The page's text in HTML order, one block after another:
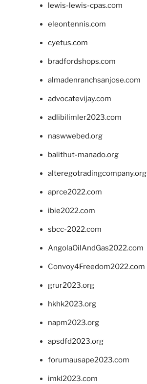
lewis-lewis-cpas.com
eleontennis.com
cyetus.com
bradfordshops.com
almadenranchsanjose.com
advocatevijay.com
adlibilimler2023.com
naswwebed.org
balithut-manado.org
alteregotradingcompany.org
aprce2022.com
ibie2022.com
sbcc-2022.com
AngolaOilAndGas2022.com
Convoy4Freedom2022.com
grur2023.org
hkhk2023.org
napm2023.org
apsdfd2023.org
forumausape2023.com
imkl2023.com